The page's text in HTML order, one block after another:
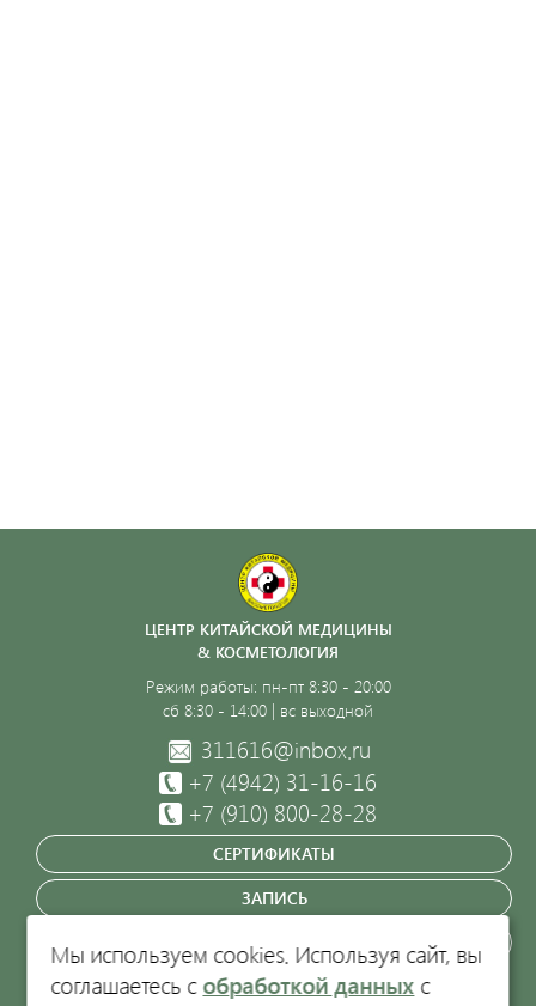
ЦЕНТР КИТАЙСКОЙ МЕДИЦИНЫ
& КОСМЕТОЛОГИЯ
Режим работы: пн-пт 8:30 - 20:00
сб 8:30 - 14:00 | вс выходной
311616@inbox.ru
+7 (4942) 31-16-16
+7 (910) 800-28-28
СЕРТИФИКАТЫ
ЗАПИСЬ
ЗАКАЗАТЬ ЗВОНОК
Кострома, пр-т Текстильщиков, 47
Мы используем cookies. Используя сайт, вы
соглашаетесь с обработкой данных с